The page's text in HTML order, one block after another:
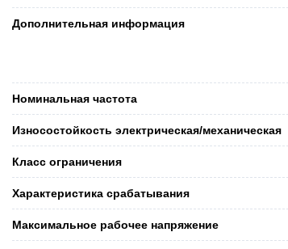
Дополнительная информация
Номинальная частота
Износостойкость электрическая/механическая
Класс ограничения
Характеристика срабатывания
Максимальное рабочее напряжение